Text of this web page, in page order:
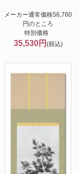
メーカー通常価格56,760
円のところ
特別価格
35,530円 (税込)